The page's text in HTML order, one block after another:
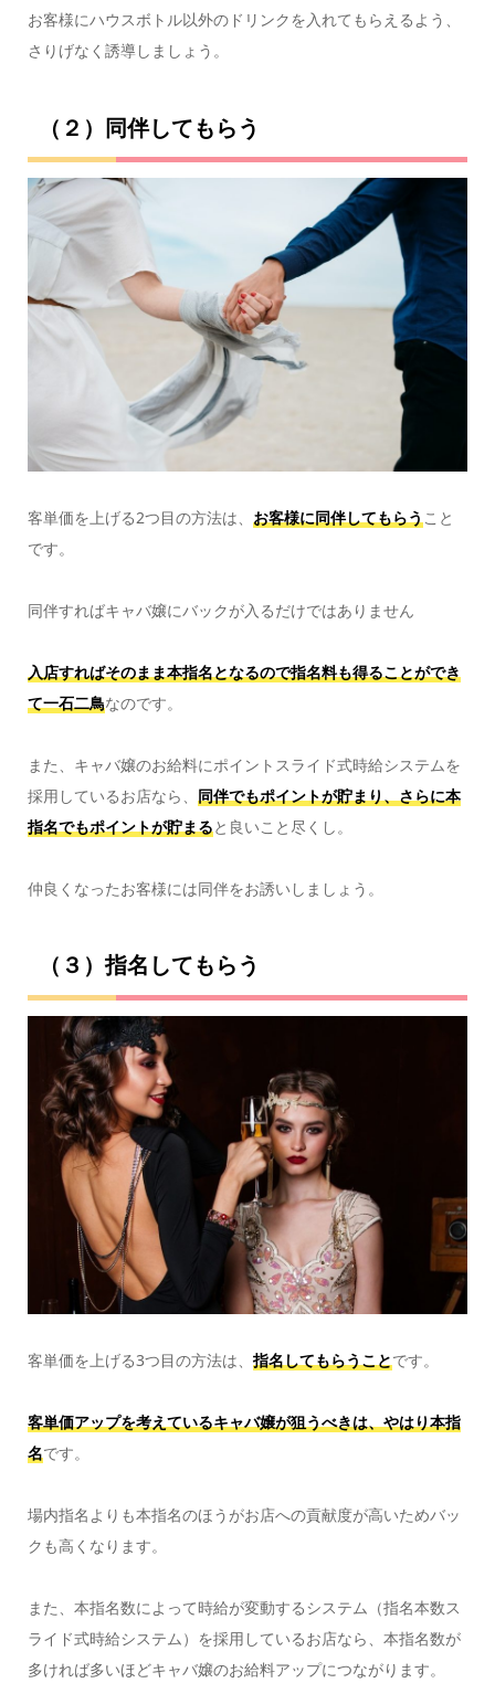
お客様にハウスボトル以外のドリンクを入れてもらえるよう、
さりげなく誘導しましょう。
（２）同伴してもらう
客単価を上げる2つ目の方法は、 お客様に同伴してもらう こと
です。
同伴すればキャバ嬢にバックが入るだけではありません
入店すればそのまま本指名となるので指名料も得ることができ
て一石二鳥なのです。
また、キャバ嬢のお給料にポイントスライド式時給システムを
採用しているお店なら、 同伴でもポイントが貯まり、さらに本
指名でもポイントが貯まると良いこと尽くし。
仲良くなったお客様には同伴をお誘いしましょう。
（３）指名してもらう
客単価を上げる3つ目の方法は、 指名してもらうことです。
客単価アップを考えているキャバ嬢が狙うべきは、やはり本指
名です。
場内指名よりも本指名のほうがお店への貢献度が高いためバッ
クも高くなります。
また、本指名数によって時給が変動するシステム（指名本数ス
ライド式時給システム）を採用しているお店なら、本指名数が
多ければ多いほどキャバ嬢のお給料アップにつながります。